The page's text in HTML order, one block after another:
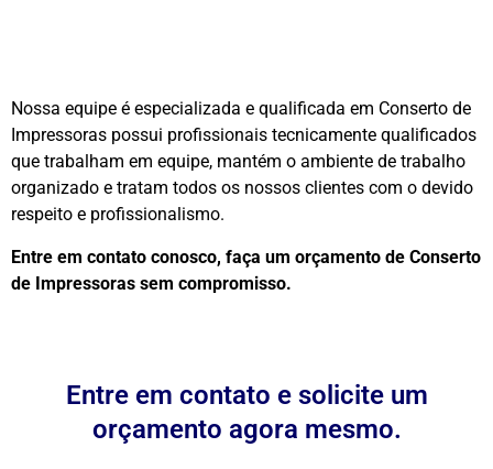
Nossa equipe é especializada e qualificada em Conserto de
Impressoras possui profissionais tecnicamente qualificados
que trabalham em equipe, mantém o ambiente de trabalho
organizado e tratam todos os nossos clientes com o devido
respeito e profissionalismo.
Entre em contato conosco, faça um orçamento de Conserto
de Impressoras sem compromisso.
Entre em contato e solicite um
orçamento agora mesmo.